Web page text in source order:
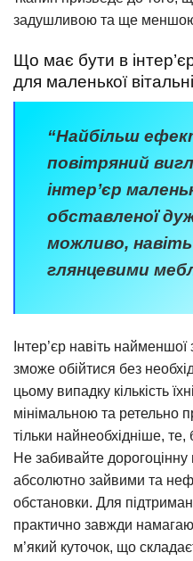
задушливою та ще
Що має бути в
для маленької
“Найбільш
повітряний
інтер’єр
обставленої
можливо,
глянцевими
Інтер’єр навіть
зможе обійтися без
цьому випадку кількість
мінімальною та ретельно
тільки найнеобхідніше, те,
Не забивайте
абсолютно зайвими та
обстановки. Для
практично завжди
м’який куточок, що